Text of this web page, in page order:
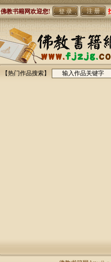
佛教书籍网欢迎您! 注 册
【热门作品搜索】